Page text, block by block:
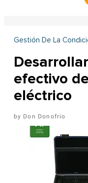
Gestión De La
efectivo
eléctrico
Don Donofrio